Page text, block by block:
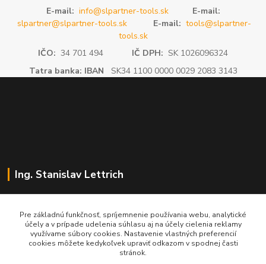
E-mail: info@slpartner-tools.sk
E-mail:
slpartner@slpartner-tools.sk
E-mail: tools@slpartner-
tools.sk
IČO: 34 701 494 IČ DPH: SK 1026096324
Tatra banka: IBAN SK34 1100 0000 0029 2083 3143
Ing. Stanislav Lettrich
+421 905 545 198
NONSTOP
Pre základnú funkčnosť, spríjemnenie používania webu, analytické
účely a v prípade udelenia súhlasu aj na účely cielenia reklamy
využívame súbory cookies. Nastavenie vlastných preferencií
cookies môžete kedykoľvek upraviť odkazom v spodnej časti
stránok.